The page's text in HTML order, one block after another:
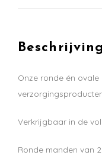
Beschrijving
Onze ronde én
Verkrijgbaar in de
Ronde manden van